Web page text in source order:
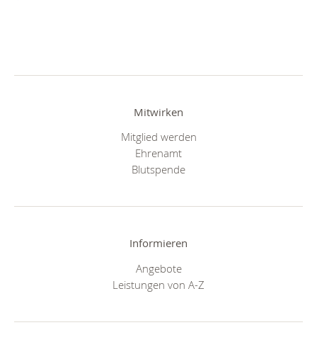
Mitwirken
Mitglied werden
Ehrenamt
Blutspende
Informieren
Angebote
Leistungen von A-Z